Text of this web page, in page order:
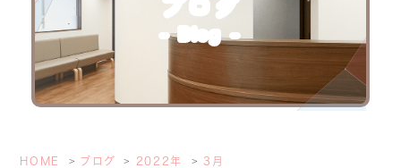
Blog
HOME ブログ 2022年 3月